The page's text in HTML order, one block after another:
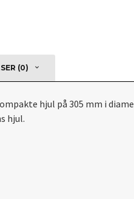
(0)
hjul på 305 mm i
hjul.